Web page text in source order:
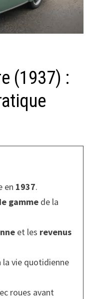
(1937) :
en 1937.
gammede la
et les revenus
la vie quotidienne
roues avant